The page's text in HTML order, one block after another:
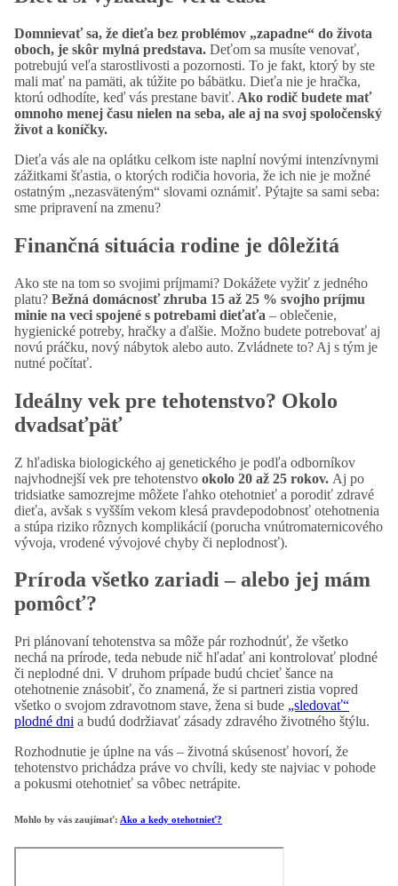
Domnievať sa, že dieťa bez problémov „zapadne“ do života
oboch, je skôr mylná predstava. Deťom sa musíte venovať,
potrebujú veľa starostlivosti a pozornosti. To je fakt, ktorý by ste
mali mať na pamäti, ak túžite po bábätku. Dieťa nie je hračka,
ktorú odhodíte, keď vás prestane baviť. Ako rodič budete mať
omnoho menej času nielen na seba, ale aj na svoj spoločenský
život a koníčky.
Dieťa vás ale na oplátku celkom iste naplní novými intenzívnymi
zážitkami šťastia, o ktorých rodičia hovoria, že ich nie je možné
ostatným „nezasväteným“ slovami oznámiť. Pýtajte sa sami seba:
sme pripravení na zmenu?
Finančná situácia rodine je dôležitá
Ako ste na tom so svojimi príjmami? Dokážete vyžiť z jedného
platu? Bežná domácnosť zhruba 15 až 25 % svojho príjmu
minie na veci spojené s potrebami dieťaťa – oblečenie,
hygienické potreby, hračky a ďalšie. Možno budete potrebovať aj
novú práčku, nový nábytok alebo auto. Zvládnete to? Aj s tým je
nutné počítať.
Ideálny vek pre tehotenstvo? Okolo
dvadsaťpäť
Z hľadiska biologického aj genetického je podľa odborníkov
najvhodnejší vek pre tehotenstvo okolo 20 až 25 rokov. Aj po
tridsiatke samozrejme môžete ľahko otehotnieť a porodiť zdravé
dieťa, avšak s vyšším vekom klesá pravdepodobnosť otehotnenia
a stúpa riziko rôznych komplikácií (porucha vnútromaternicového
vývoja, vrodené vývojové chyby či neplodnosť).
Príroda všetko zariadi – alebo jej mám
pomôcť?
Pri plánovaní tehotenstva sa môže pár rozhodnúť, že všetko
nechá na prírode, teda nebude nič hľadať ani kontrolovať plodné
či neplodné dni. V druhom prípade budú chcieť šance na
otehotnenie znásobiť, čo znamená, že si partneri zistia vopred
všetko o svojom zdravotnom stave, žena si bude „sledovať“
plodné dni a budú dodržiavať zásady zdravého životného štýlu.
Rozhodnutie je úplne na vás – životná skúsenosť hovorí, že
tehotenstvo prichádza práve vo chvíli, kedy ste najviac v pohode
a pokusmi otehotnieť sa vôbec netrápite.
Mohlo by vás zaujímať: Ako a kedy otehotnieť?